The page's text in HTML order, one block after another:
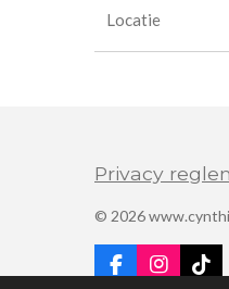
Locatie
Privacy
© 2026
F
I
T